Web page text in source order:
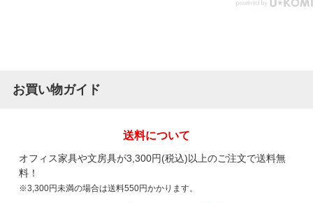
お買い物ガイド
送料について
オフィス家具や文房具が3,300円(税込)以上のご注文で送料無
料！
※3,300円未満の場合は送料550円かかります。